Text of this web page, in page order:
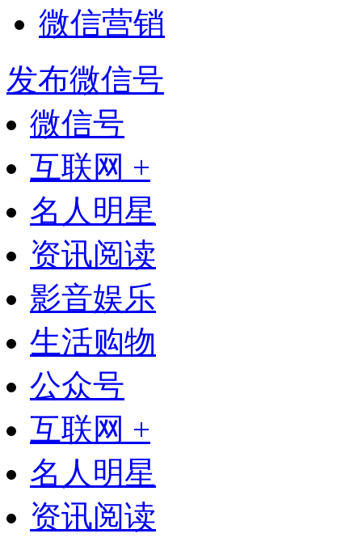
微信营销
发布微信号
微信号
互联网 +
名人明星
资讯阅读
影音娱乐
生活购物
公众号
互联网 +
名人明星
资讯阅读